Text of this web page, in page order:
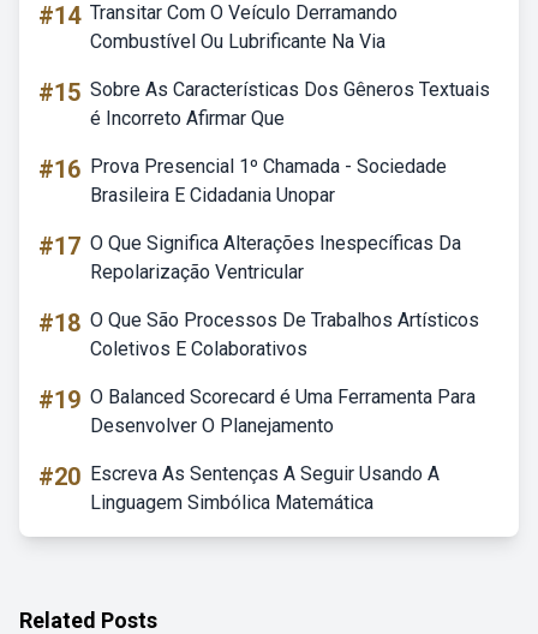
#14 Transitar Com O Veículo Derramando
Combustível Ou Lubrificante Na Via
#15 Sobre As Características Dos Gêneros Textuais
é Incorreto Afirmar Que
#16 Prova Presencial 1º Chamada - Sociedade
Brasileira E Cidadania Unopar
#17 O Que Significa Alterações Inespecíficas Da
Repolarização Ventricular
#18 O Que São Processos De Trabalhos Artísticos
Coletivos E Colaborativos
#19 O Balanced Scorecard é Uma Ferramenta Para
Desenvolver O Planejamento
#20 Escreva As Sentenças A Seguir Usando A
Linguagem Simbólica Matemática
Related Posts